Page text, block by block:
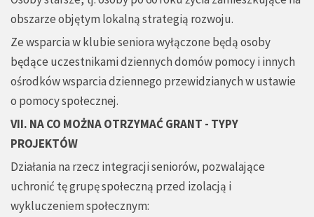
obszarze objętym lokalną strategią rozwoju.
Ze wsparcia w klubie seniora wyłączone będą osoby
będące uczestnikami dziennych domów pomocy i innych
ośrodków wsparcia dziennego przewidzianych w ustawie
o pomocy społecznej.
VII. NA CO MOŻNA OTRZYMAĆ GRANT - TYPY
PROJEKTÓW
Działania na rzecz integracji seniorów, pozwalające
uchronić tę grupę społeczną przed izolacją i
wykluczeniem społecznym: